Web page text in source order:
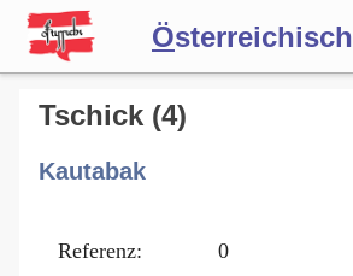
Österreichisch
Wörterbuch
Forum
Blog
Tschick (4)
Kautabak
Referenz:
0